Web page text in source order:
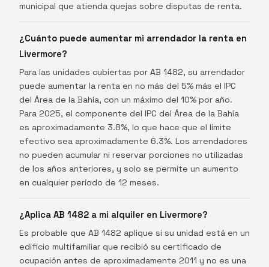
municipal que atienda quejas sobre disputas de renta.
¿Cuánto puede aumentar mi arrendador la renta en
Livermore?
Para las unidades cubiertas por AB 1482, su arrendador
puede aumentar la renta en no más del 5% más el IPC
del Área de la Bahía, con un máximo del 10% por año.
Para 2025, el componente del IPC del Área de la Bahía
es aproximadamente 3.8%, lo que hace que el límite
efectivo sea aproximadamente 6.3%. Los arrendadores
no pueden acumular ni reservar porciones no utilizadas
de los años anteriores, y solo se permite un aumento
en cualquier período de 12 meses.
¿Aplica AB 1482 a mi alquiler en Livermore?
Es probable que AB 1482 aplique si su unidad está en un
edificio multifamiliar que recibió su certificado de
ocupación antes de aproximadamente 2011 y no es una